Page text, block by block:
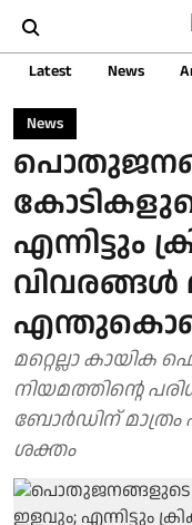
Latest News
News
എന്നിട്ടും
വിവരങ്ങള്‍
മറ്റെല്ലാ
നിയമത്തിന്റെ
ബോര്‍ഡിന് മാത്രം
ശക്തം